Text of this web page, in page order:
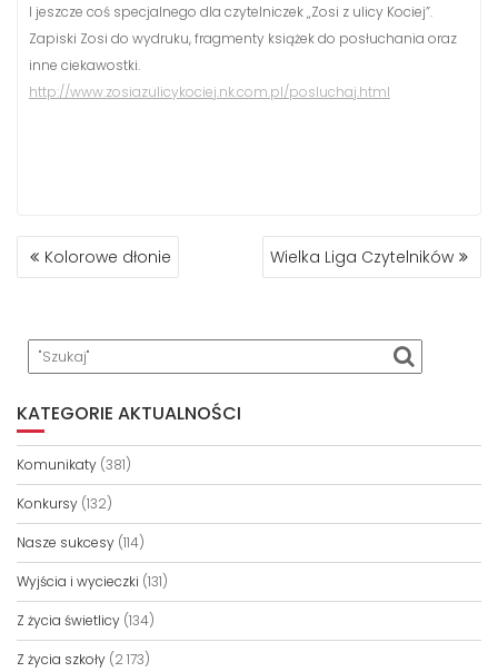
I jeszcze coś specjalnego dla czytelniczek „Zosi z ulicy Kociej”.
Zapiski Zosi do wydruku, fragmenty książek do posłuchania oraz
inne ciekawostki.
http://www.zosiazulicykociej.nk.com.pl/posluchaj.html
NAWIGACJA
WPISU
Kolorowe dłonie Wielka Liga Czytelników
KATEGORIE AKTUALNOŚCI
Komunikaty (381)
Konkursy (132)
Nasze sukcesy (114)
Wyjścia i wycieczki (131)
Z życia świetlicy (134)
Z życia szkoły (2 173)